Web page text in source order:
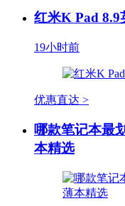
红米K Pad 8.9
19小时前
优惠直达 >
哪款笔记本最
本精选